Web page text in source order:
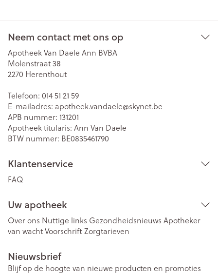
Neem contact met ons op
Apotheek Van Daele Ann BVBA
Molenstraat 38
2270 Herenthout
Telefoon: 014 51 21 59
E-mailadres: apotheek.vandaele@skynet.be
APB nummer: 131201
Apotheek titularis: Ann Van Daele
BTW nummer: BE0835461790
Klantenservice
FAQ
Uw apotheek
Over ons Nuttige links Gezondheidsnieuws Apotheker
van wachtVoorschriftZorgtarieven
Nieuwsbrief
Blijf op de hoogte van nieuwe producten en promoties